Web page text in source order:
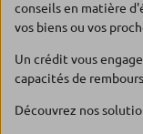
conseils en matière
vos biens ou vos
Un crédit vous
capacités de
Découvrez nos